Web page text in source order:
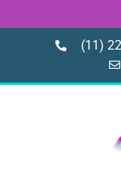
(11)